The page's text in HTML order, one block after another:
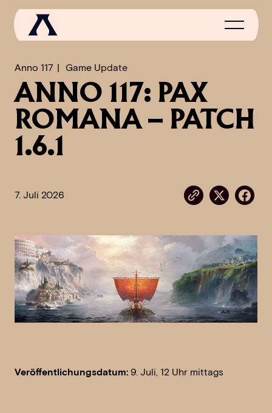
NEWS
SCROLL OF FAME
COMMUNITY
Anno 117 Game Update
ANNO 117: PAX
ROMANA – PATCH
1.6.1
7. Juli 2026
Veröffentlichungsdatum: 9. Juli, 12 Uhr mittags